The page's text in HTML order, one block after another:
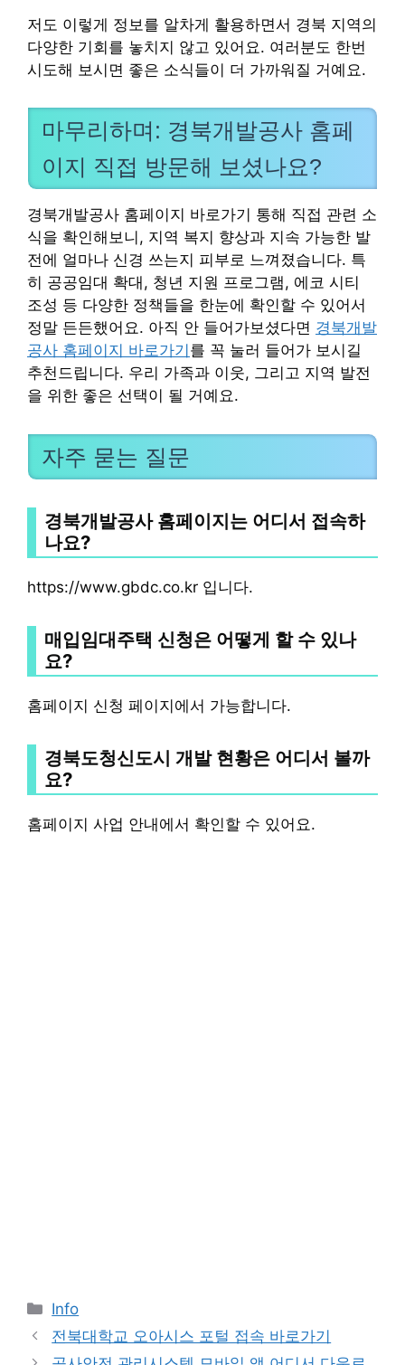
저도 이렇게 정보를 알차게 활용하면서 경북 지역의
다양한 기회를 놓치지 않고 있어요. 여러분도 한번
시도해 보시면 좋은 소식들이 더 가까워질 거예요.
마무리하며: 경북개발공사 홈페
이지 직접 방문해 보셨나요?
경북개발공사 홈페이지 바로가기 통해 직접 관련 소
식을 확인해보니, 지역 복지 향상과 지속 가능한 발
전에 얼마나 신경 쓰는지 피부로 느껴졌습니다. 특
히 공공임대 확대, 청년 지원 프로그램, 에코 시티
조성 등 다양한 정책들을 한눈에 확인할 수 있어서
정말 든든했어요. 아직 안 들어가보셨다면 경북개발
공사 홈페이지 바로가기 를 꼭 눌러 들어가 보시길
추천드립니다. 우리 가족과 이웃, 그리고 지역 발전
을 위한 좋은 선택이 될 거예요.
자주 묻는 질문
경북개발공사 홈페이지는 어디서 접속하
나요?
https://www.gbdc.co.kr 입니다.
매입임대주택 신청은 어떻게 할 수 있나
요?
홈페이지 신청 페이지에서 가능합니다.
경북도청신도시 개발 현황은 어디서 볼까
요?
홈페이지 사업 안내에서 확인할 수 있어요.
Categories
Info
전북대학교 오아시스 포털 접속 바로가기